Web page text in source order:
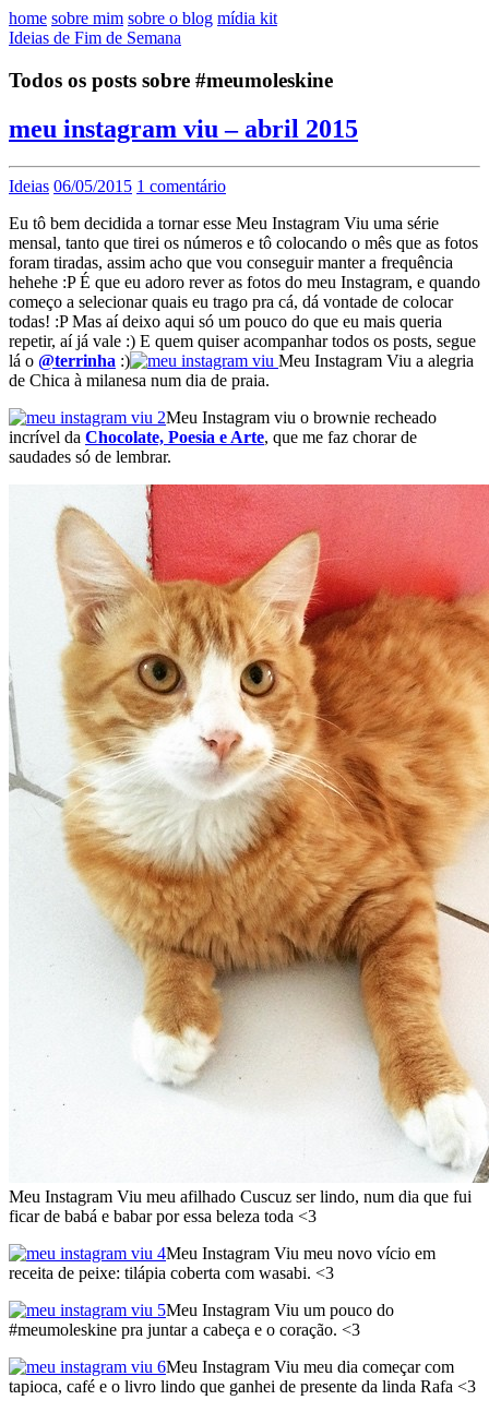
home sobre mim sobre o blog mídia kit
Ideias de Fim de Semana
Todos os posts sobre #meumoleskine
meu instagram viu – abril 2015
Ideias 06/05/2015 1 comentário
Eu tô bem decidida a tornar esse Meu Instagram Viu uma série
mensal, tanto que tirei os números e tô colocando o mês que as fotos
foram tiradas, assim acho que vou conseguir manter a frequência
hehehe :P É que eu adoro rever as fotos do meu Instagram, e quando
começo a selecionar quais eu trago pra cá, dá vontade de colocar
todas! :P Mas aí deixo aqui só um pouco do que eu mais queria
repetir, aí já vale :) E quem quiser acompanhar todos os posts, segue
lá o @terrinha :)
Meu Instagram Viu a alegria
de Chica à milanesa num dia de praia.
Meu Instagram viu o brownie recheado
incrível da Chocolate, Poesia e Arte, que me faz chorar de
saudades só de lembrar.
Meu Instagram Viu meu afilhado Cuscuz ser lindo, num dia que fui
ficar de babá e babar por essa beleza toda <3
Meu Instagram Viu meu novo vício em
receita de peixe: tilápia coberta com wasabi. <3
Meu Instagram Viu um pouco do
#meumoleskine pra juntar a cabeça e o coração. <3
Meu Instagram Viu meu dia começar com
tapioca, café e o livro lindo que ganhei de presente da linda Rafa <3